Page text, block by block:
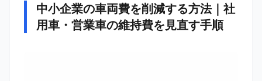
中小企業の車両費を削減する方法｜社
用車・営業車の維持費を見直す手順